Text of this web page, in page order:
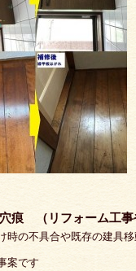
痕 （リフォーム工事
時の不具合や既存の建具
案です